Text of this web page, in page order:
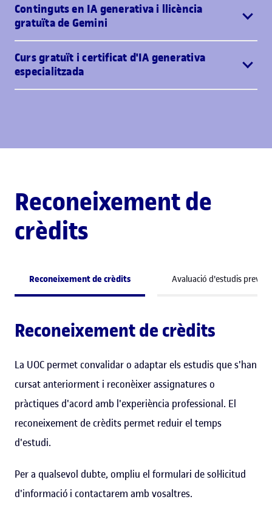
Continguts en IA generativa i llicència
gratuïta de Gemini
Curs gratuït i certificat d'IA generativa
especialitzada
Reconeixement de
crèdits
Reconeixement de crèdits Avaluació d'estudis previs
Reconeixement de crèdits
La UOC permet convalidar o adaptar els estudis que s'han
cursat anteriorment i reconèixer assignatures o
pràctiques d'acord amb l'experiència professional. El
reconeixement de crèdits permet reduir el temps
d'estudi.
Per a qualsevol dubte, ompliu el formulari de sol·licitud
d'informació i contactarem amb vosaltres.